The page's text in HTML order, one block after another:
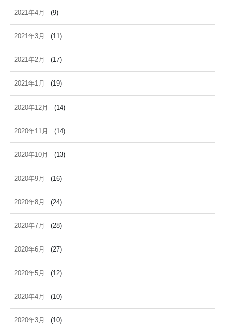
2021年4月 (9)
2021年3月 (11)
2021年2月 (17)
2021年1月 (19)
2020年12月 (14)
2020年11月 (14)
2020年10月 (13)
2020年9月 (16)
2020年8月 (24)
2020年7月 (28)
2020年6月 (27)
2020年5月 (12)
2020年4月 (10)
2020年3月 (10)